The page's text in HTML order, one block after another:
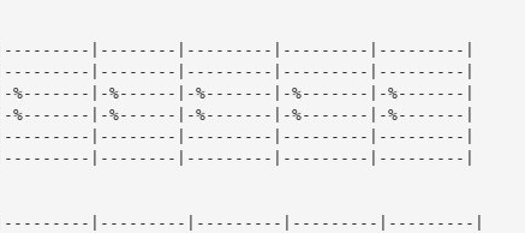
|--------|---------|---------|---------|
|--------|---------|---------|---------|
|-%------|-%-------|-%-------|-%-------|
|-%------|-%-------|-%-------|-%-------|
|--------|---------|---------|---------|
|--------|---------|---------|---------|
|---------|---------|---------|---------|